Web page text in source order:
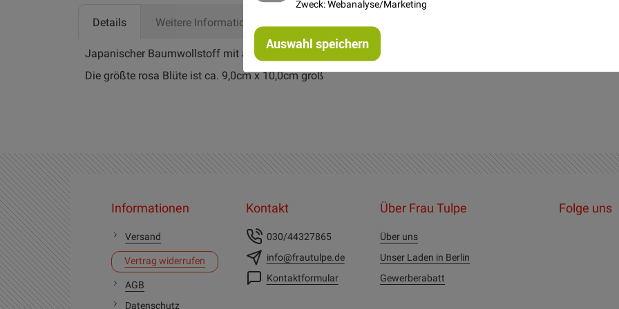
Zweck: Webanalyse/Marketing
Auswahl speichern
Details
Japanischer Baumwollstoff mit ausdrucksstarkem Blumenmuster. Super geeignet für Bekleidung und
Die größte rosa Blüte ist ca. 9,0cm x 10,0cm groß
Weitere Informationen
Informationen
Versand
Vertrag widerrufen
AGB
Datenschutz
Kontakt
030/44327865
info@frautulpe.de
Kontaktformular
Über Frau Tulpe
Über uns
Unser Laden in Berlin
Gewerberabatt
Folge uns